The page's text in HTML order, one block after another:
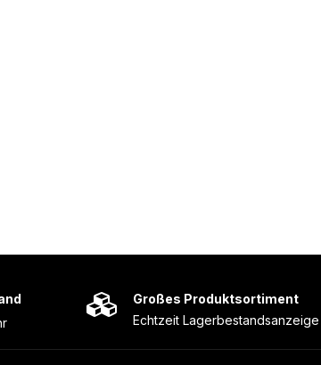
Großes Produktsortiment
Echtzeit Lagerbestandsanzeige